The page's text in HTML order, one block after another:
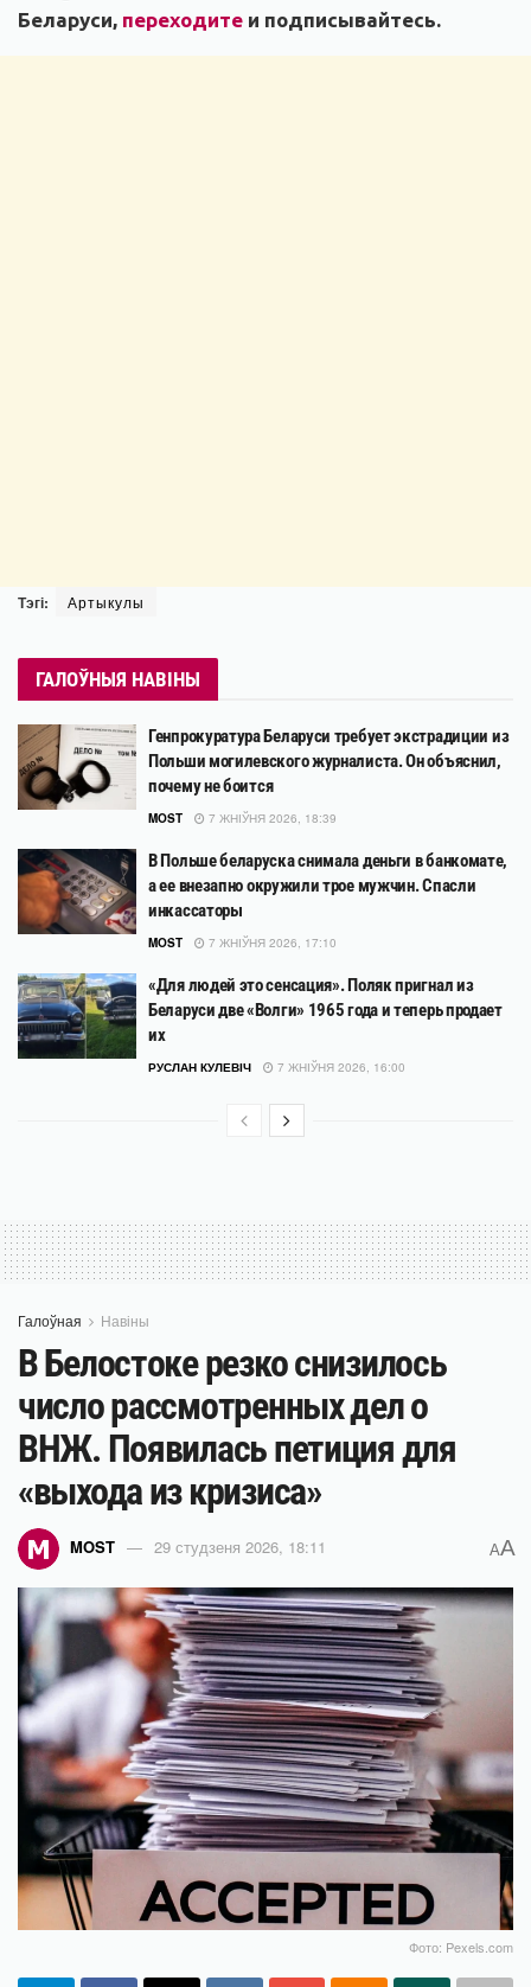
Беларуси, переходите и подписывайтесь.
Тэгі: Артыкулы
ГАЛОЎНЫЯ НАВІНЫ
Генпрокуратура Беларуси требует экстрадиции из
Польши могилевского журналиста. Он объяснил,
почему не боится
MOST 7 ЖНІЎНЯ 2026, 18:39
В Польше беларуска снимала деньги в банкомате,
а ее внезапно окружили трое мужчин. Спасли
инкассаторы
MOST 7 ЖНІЎНЯ 2026, 17:10
«Для людей это сенсация». Поляк пригнал из
Беларуси две «Волги» 1965 года и теперь продает
их
РУСЛАН КУЛЕВІЧ 7 ЖНІЎНЯ 2026, 16:00
Галоўная Навіны
В Белостоке резко снизилось
число рассмотренных дел о
ВНЖ. Появилась петиция для
«выхода из кризиса»
MOST 29 студзеня 2026, 18:11 AA
Фото: Pexels.com